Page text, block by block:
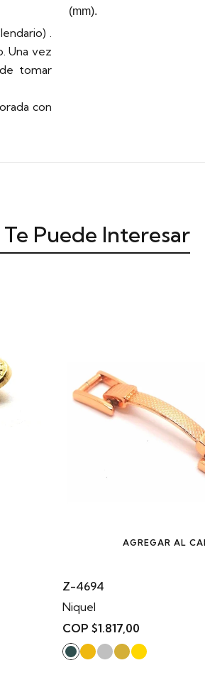
.
Una vez
tomar
con
(mm).
Puede Interesar
AGREGAR AL
Z-4694
Niquel
COP $1.817,00